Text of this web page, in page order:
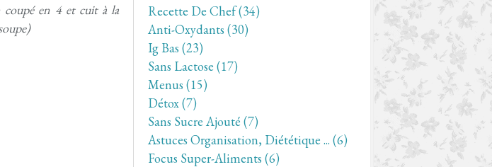
en 4 et cuit à la
Recette De Chef(34)
Anti-Oxydants (30)
Ig Bas (23)
Sans Lactose (17)
Menus (15)
Détox(7)
Sans Sucre Ajouté (7)
Astuces Organisation, Diététique ... (6)
Focus Super-Aliments (6)